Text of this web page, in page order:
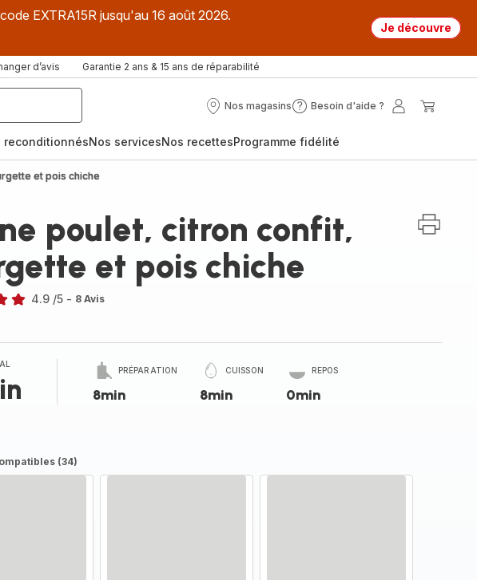
EXTRA15R jusqu'au 16 août 2026.
Je découvre
d’avis Garantie 2 ans & 15 ans de réparabilité
Nos magasins
Nos
Besoin d'aide ?
Besoin
?
Mon
reconditionnésNos servicesNos recettesProgramme fidélité
et pois chiche
poulet, citron confit,
et pois chiche
4.9 /5 - 8 Avis
PRÉPARATION
8min
CUISSON
8min
REPOS
0min
(34)